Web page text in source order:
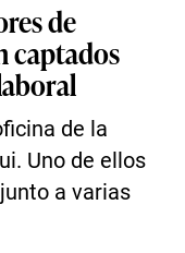
de
captados
de la
Uno de ellos
a varias